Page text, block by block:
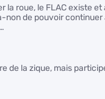
la roue, le FLAC existe
non de pouvoir
de la zique, mais